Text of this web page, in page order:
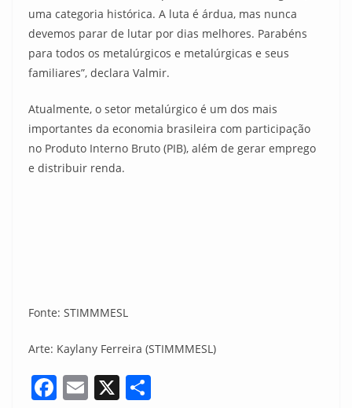
uma categoria histórica. A luta é árdua, mas nunca
devemos parar de lutar por dias melhores. Parabéns
para todos os metalúrgicos e metalúrgicas e seus
familiares”, declara Valmir.
Atualmente, o setor metalúrgico é um dos mais
importantes da economia brasileira com participação
no Produto Interno Bruto (PIB), além de gerar emprego
e distribuir renda.
Fonte: STIMMMESL
Arte: Kaylany Ferreira (STIMMMESL)
F E X